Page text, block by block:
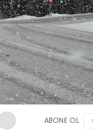
ABONE OL